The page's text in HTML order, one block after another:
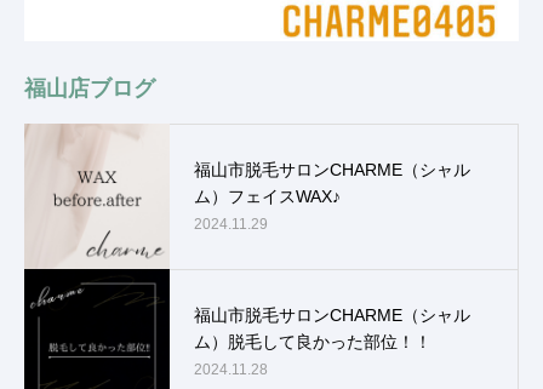
福山店ブログ
福山市脱毛サロンCHARME（シャル
ム）フェイスWAX♪
2024.11.29
福山市脱毛サロンCHARME（シャル
ム）脱毛して良かった部位！！
2024.11.28